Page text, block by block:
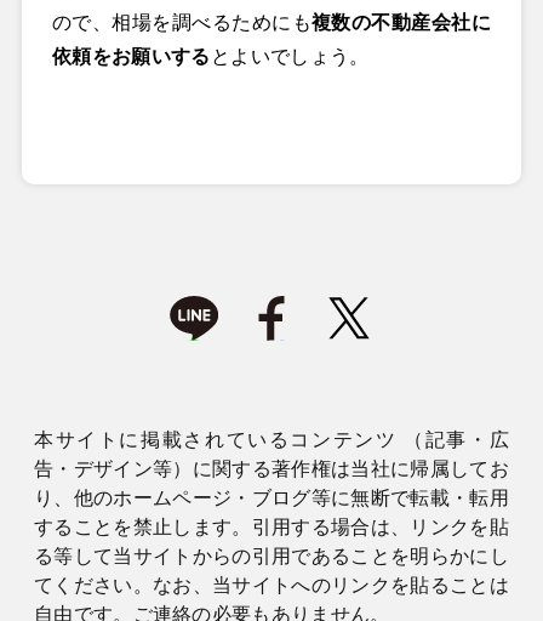
ので、相場を調べるためにも複数の不動産会社に
依頼をお願いする とよいでしょう。
本サイトに掲載されているコンテンツ （記事・広
告・デザイン等）に関する著作権は当社に帰属してお
り、他のホームページ・ブログ等に無断で転載・転用
することを禁止します。引用する場合は、リンクを貼
る等して当サイトからの引用であることを明らかにし
てください。なお、当サイトへのリンクを貼ることは
自由です。ご連絡の必要もありません。